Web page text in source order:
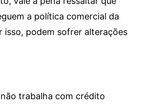
a política comercial da
isso, podem sofrer alterações
trabalha com crédito